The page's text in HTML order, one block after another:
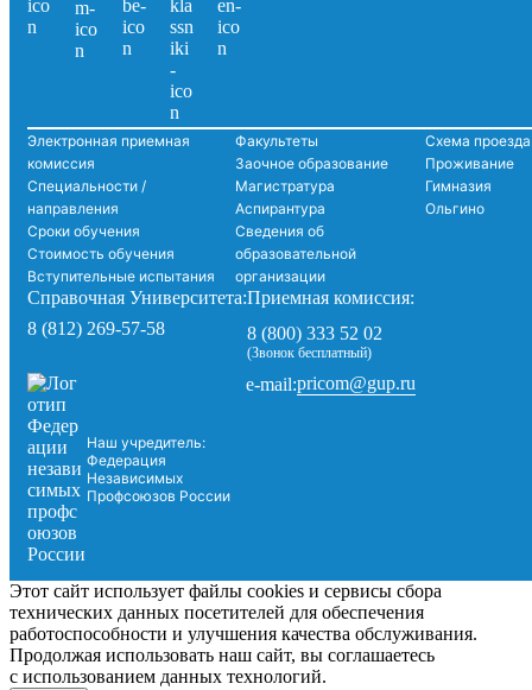
Электронная приемная
комиссия
Специальности /
направления
Сроки обучения
Стоимость обучения
Вступительные испытания
Факультеты
Заочное образование
Магистратура
Аспирантура
Сведения об
образовательной
организации
Схема проезда
Проживание
Гимназия
Ольгино
Справочная Университета:
8 (812) 269-57-58
Приемная комиссия:
8 (800) 333 52 02
(Звонок бесплатный)
Наш учредитель:
Федерация
Независимых
Профсоюзов России
e-mail:pricom@gup.ru
Этот сайт использует файлы cookies и сервисы сбора
технических данных посетителей для обеспечения
работоспособности и улучшения качества обслуживания.
Продолжая использовать наш сайт, вы соглашаетесь
с использованием данных технологий.